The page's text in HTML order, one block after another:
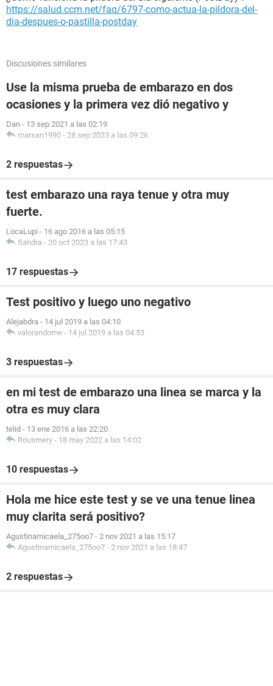
https://salud.ccm.net/faq/6797-como-actua-la-pildora-del-
dia-despues-o-pastilla-postday
Discusiones similares
Use la misma prueba de embarazo en dos
ocasiones y la primera vez dió negativo y
Dan - 13 sep 2021 a las 02:19
marsan1990 - 28 sep 2023 a las 09:26
2 respuestas
test embarazo una raya tenue y otra muy
fuerte.
LocaLupi - 16 ago 2016 a las 05:15
Sandra - 20 oct 2023 a las 17:43
17 respuestas
Test positivo y luego uno negativo
Alejabdra - 14 jul 2019 a las 04:10
valorandome - 14 jul 2019 a las 04:53
3 respuestas
en mi test de embarazo una linea se marca y la
otra es muy clara
telid - 13 ene 2016 a las 22:20
Rousmery - 18 may 2022 a las 14:02
10 respuestas
Hola me hice este test y se ve una tenue linea
muy clarita será positivo?
Agustinamicaela_275oo7 - 2 nov 2021 a las 15:17
Agustinamicaela_275oo7 - 2 nov 2021 a las 18:47
2 respuestas